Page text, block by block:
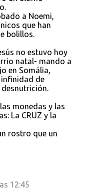
a Noemi,
que han
bolillos.
no estuvo hoy
natal- mando a
en Somália,
de
monedas y las
La CRUZ y la
rostro que un
12:45